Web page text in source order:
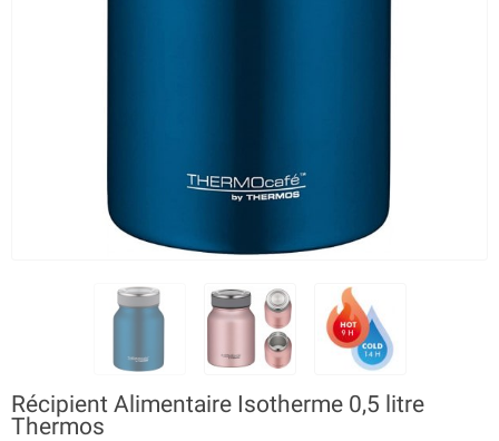
Récipient Alimentaire Isotherme 0,5 litre
Thermos